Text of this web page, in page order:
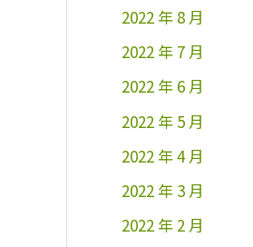
2022 年 8 月
2022 年 7 月
2022 年 6 月
2022 年 5 月
2022 年 4 月
2022 年 3 月
2022 年 2 月